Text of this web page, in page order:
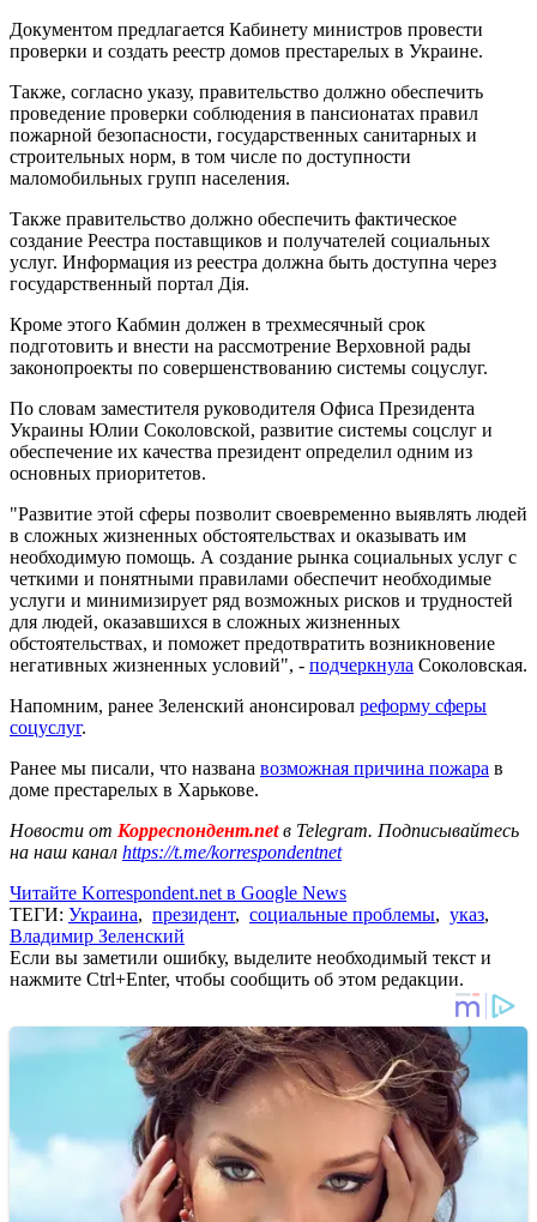
Документом предлагается Кабинету министров провести
проверки и создать реестр домов престарелых в Украине.
Также, согласно указу, правительство должно обеспечить
проведение проверки соблюдения в пансионатах правил
пожарной безопасности, государственных санитарных и
строительных норм, в том числе по доступности
маломобильных групп населения.
Также правительство должно обеспечить фактическое
создание Реестра поставщиков и получателей социальных
услуг. Информация из реестра должна быть доступна через
государственный портал Дія.
Кроме этого Кабмин должен в трехмесячный срок
подготовить и внести на рассмотрение Верховной рады
законопроекты по совершенствованию системы соцуслуг.
По словам заместителя руководителя Офиса Президента
Украины Юлии Соколовской, развитие системы соцслуг и
обеспечение их качества президент определил одним из
основных приоритетов.
"Развитие этой сферы позволит своевременно выявлять людей
в сложных жизненных обстоятельствах и оказывать им
необходимую помощь. А создание рынка социальных услуг с
четкими и понятными правилами обеспечит необходимые
услуги и минимизирует ряд возможных рисков и трудностей
для людей, оказавшихся в сложных жизненных
обстоятельствах, и поможет предотвратить возникновение
негативных жизненных условий", - подчеркнула Соколовская.
Напомним, ранее Зеленский анонсировал реформу сферы
соцуслуг.
Ранее мы писали, что названа возможная причина пожара в
доме престарелых в Харькове.
Новости от Корреспондент.netв Telegram. Подписывайтесь
на наш канал https://t.me/korrespondentnet
Читайте Korrespondent.net в Google News
ТЕГИ: Украина, президент, социальные проблемы, указ,
Владимир Зеленский
Если вы заметили ошибку, выделите необходимый текст и
нажмите Ctrl+Enter, чтобы сообщить об этом редакции.